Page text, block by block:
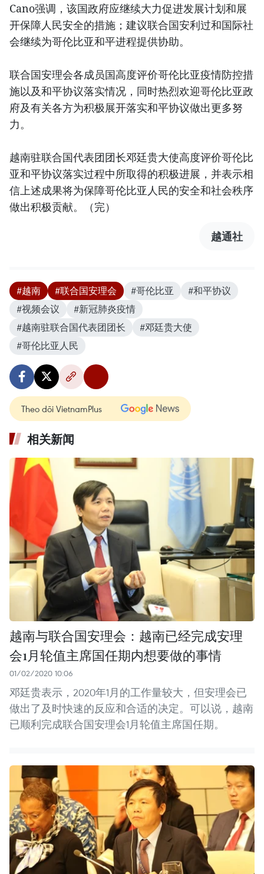
Cano强调，该国政府应继续大力促进发展计划和展
开保障人民安全的措施；建议联合国安利过和国际社
会继续为哥伦比亚和平进程提供协助。
联合国安理会各成员国高度评价哥伦比亚疫情防控措
施以及和平协议落实情况，同时热烈欢迎哥伦比亚政
府及有关各方为积极展开落实和平协议做出更多努
力。
越南驻联合国代表团团长邓廷贵大使高度评价哥伦比
亚和平协议落实过程中所取得的积极进展，并表示相
信上述成果将为保障哥伦比亚人民的安全和社会秩序
做出积极贡献。（完）
越通社
#越南 #联合国安理会 #哥伦比亚
#和平协议
#视频会议
#新冠肺炎疫情
#越南驻联合国代表团团长
#邓廷贵大使
#哥伦比亚人民
Theo dõi VietnamPlus
相关新闻
越南与联合国安理会：越南已经完成安理
会1月轮值主席国任期内想要做的事情
01/02/2020 10:06
邓廷贵表示，2020年1月的工作量较大，但安理会已
做出了及时快速的反应和合适的决定。可以说，越南
已顺利完成联合国安理会1月轮值主席国任期。